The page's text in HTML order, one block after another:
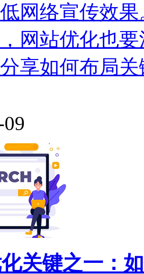
网络宣传效
网站优化也
享如何布局
关键之一：